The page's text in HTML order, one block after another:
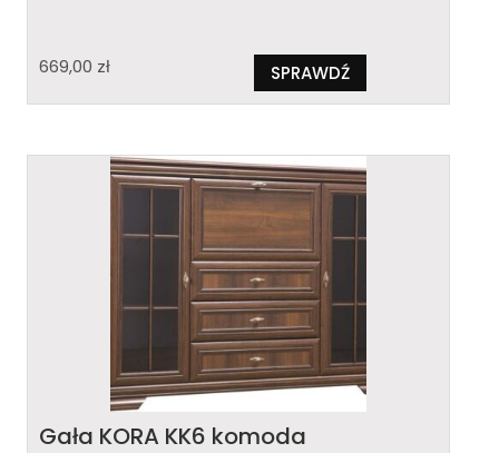
669,00 zł SPRAWDŹ
Gała KORA KK6 komoda